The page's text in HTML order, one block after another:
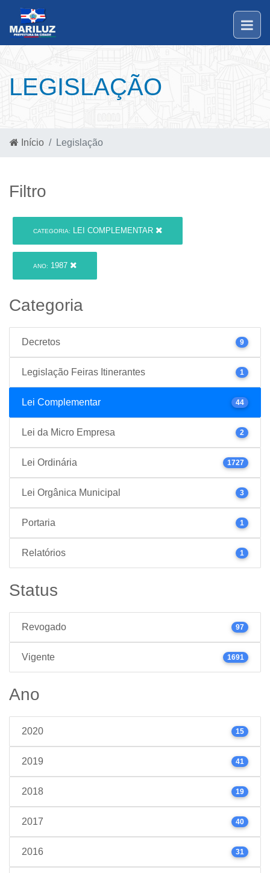
LEGISLAÇÃO
Início Legislação
Filtro
CATEGORIA: LEI COMPLEMENTAR
ANO: 1987
Categoria
Decretos 9
Legislação Feiras Itinerantes 1
Lei Complementar 44
Lei da Micro Empresa 2
Lei Ordinária 1727
Lei Orgânica Municipal 3
Portaria 1
Relatórios 1
Status
Revogado 97
Vigente 1691
Ano
2020 15
2019 41
2018 19
2017 40
2016 31